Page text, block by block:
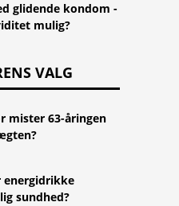
glidende kondom -
mulig?
VALG
mister 63-åringen
energidrikke
sundhed?